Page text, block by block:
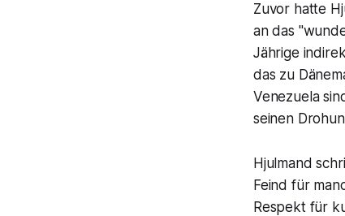
Zuvor hatte
an das
Jährige
das zu
Venezuela
seinen
Hjulmand
Feind für
Respekt für